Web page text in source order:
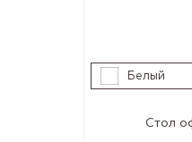
Белый
Стол